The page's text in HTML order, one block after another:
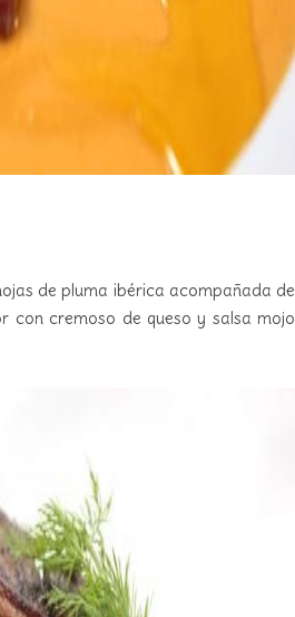
de pluma ibérica acompañada de
con cremoso de queso y salsa mojo